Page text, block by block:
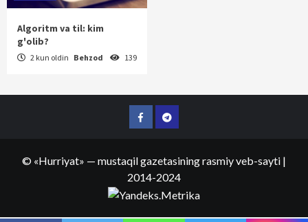
Algoritm va til: kim
g'olib?
2 kun oldin Behzod 139
FacebookTelegram
© «Hurriyat» — mustaqil gazetasining rasmiy veb-sayti |
2014-2024